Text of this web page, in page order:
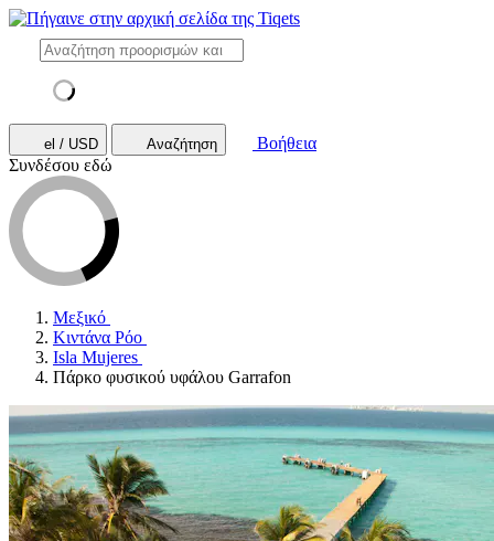
el / USD Αναζήτηση
Βοήθεια
Συνδέσου εδώ
Μεξικό
Κιντάνα Ρόο
Isla Mujeres
Πάρκο φυσικού υφάλου Garrafon